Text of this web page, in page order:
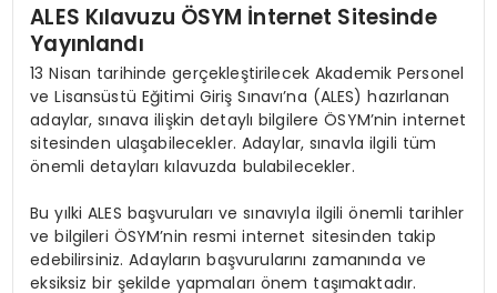
ALES Kılavuzu ÖSYM İnternet Sitesinde
Yayınlandı
13 Nisan tarihinde gerçekleştirilecek Akademik Personel
ve Lisansüstü Eğitimi Giriş Sınavı’na (ALES) hazırlanan
adaylar, sınava ilişkin detaylı bilgilere ÖSYM’nin internet
sitesinden ulaşabilecekler. Adaylar, sınavla ilgili tüm
önemli detayları kılavuzda bulabilecekler.
Bu yılki ALES başvuruları ve sınavıyla ilgili önemli tarihler
ve bilgileri ÖSYM’nin resmi internet sitesinden takip
edebilirsiniz. Adayların başvurularını zamanında ve
eksiksiz bir şekilde yapmaları önem taşımaktadır.